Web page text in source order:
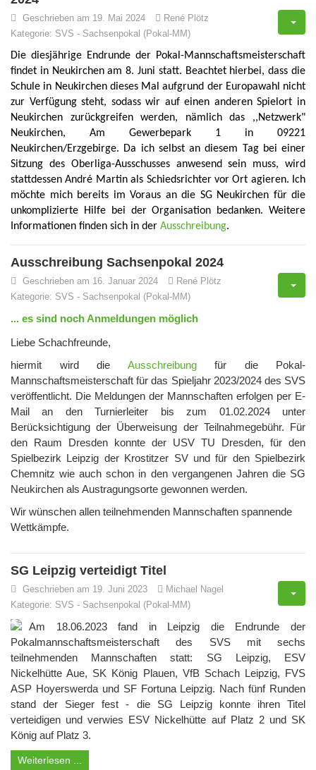
Geschrieben am 19. Mai 2024
René Plötz
Kategorie: SVS - Sachsenpokal (Pokal-MM)
Die diesjährige Endrunde der Pokal-Mannschaftsmeisterschaft
findet in Neukirchen am 8. Juni statt. Beachtet hierbei, dass die
Schule in Neukirchen dieses Mal aufgrund der Europawahl nicht
zur Verfügung steht, sodass wir auf einen anderen Spielort in
Neukirchen zurückgreifen werden, nämlich das ,,Netzwerk"
Neukirchen, Am Gewerbepark 1 in 09221
Neukirchen/Erzgebirge. Da ich selbst an diesem Tag bei einer
Sitzung des Oberliga-Ausschusses anwesend sein muss, wird
stattdessen André Martin als Schiedsrichter vor Ort agieren. Ich
möchte mich bereits im Voraus an die SG Neukirchen für die
unkomplizierte Hilfe bei der Organisation bedanken. Weitere
Informationen finden sich in der Ausschreibung.
Ausschreibung Sachsenpokal 2024
Geschrieben am 16. Januar 2024
René Plötz
Kategorie: SVS - Sachsenpokal (Pokal-MM)
... es sind noch Anmeldungen möglich
Liebe Schachfreunde,
hiermit wird die Ausschreibungfür die Pokal-
Mannschaftsmeisterschaft für das Spieljahr 2023/2024 des SVS
veröffentlicht. Die Meldungen der Mannschaften erfolgen per E-
Mail an den Turnierleiter bis zum 01.02.2024 unter
Berücksichtigung der Überweisung der Teilnahmegebühr. Für
den Raum Dresden konnte der USV TU Dresden, für den
Spielbezirk Leipzig der Krostitzer SV und für den Spielbezirk
Chemnitz wie auch schon in den vergangenen Jahren die SG
Neukirchen als Austragungsorte gewonnen werden.
Wir wünschen allen teilnehmenden Mannschaften spannende
Wettkämpfe.
SG Leipzig verteidigt Titel
Geschrieben am 19. Juni 2023
Michael Nagel
Kategorie: SVS - Sachsenpokal (Pokal-MM)
Am 18.06.2023 fand in Leipzig die Endrunde der
Pokalmannschaftsmeisterschaft des SVS mit sechs
teilnehmenden Mannschaften statt: SG Leipzig, ESV
Nickelhütte Aue, SK König Plauen, VfB Schach Leipzig, FVS
ASP Hoyerswerda und SF Fortuna Leipzig. Nach fünf Runden
stand der Sieger fest - die SG Leipzig konnte ihren Titel
verteidigen und verwies ESV Nickelhütte auf Platz 2 und SK
König auf Platz 3.
Weiterlesen ...